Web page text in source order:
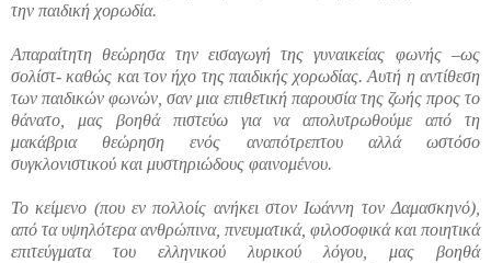
την παιδική χορωδία.
Απαραίτητη θεώρησα την εισαγωγή της γυναικείας φωνής –ως
σολίστ- καθώς και τον ήχο της παιδικής χορωδίας. Αυτή η αντίθεση
των παιδικών φωνών, σαν μια επιθετική παρουσία της ζωής προς το
θάνατο, μας βοηθά πιστεύω για να απολυτρωθούμε από τη
μακάβρια θεώρηση ενός αναπότρεπτου αλλά ωστόσο
συγκλονιστικού και μυστηριώδους φαινομένου.
Το κείμενο (που εν πολλοίς ανήκει στον Ιωάννη τον Δαμασκηνό),
από τα υψηλότερα ανθρώπινα, πνευματικά, φιλοσοφικά και ποιητικά
επιτεύγματα του ελληνικού λυρικού λόγου, μας βοηθά